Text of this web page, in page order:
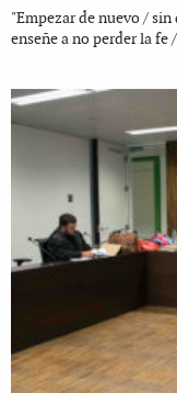
"Empezar de nuevo /
enseñe a no perder la fe